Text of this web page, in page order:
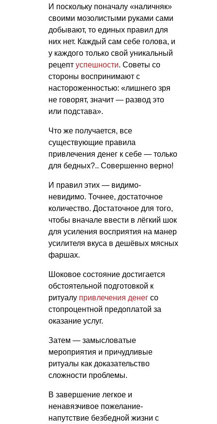
И поскольку поначалу «наличняк»
своими мозолистыми руками сами
добывают, то единых правил для
них нет. Каждый сам себе голова, и
у каждого только свой уникальный
рецепт успешности. Советы со
стороны воспринимают с
настороженностью: «лишнего зря
не говорят, значит — развод это
или подстава».
Что же получается, все
существующие правила
привлечения денег к себе — только
для бедных?.. Совершенно верно!
И правил этих — видимо-
невидимо. Точнее, достаточное
количество. Достаточное для того,
чтобы вначале ввести в лёгкий шок
для усиления восприятия на манер
усилителя вкуса в дешёвых мясных
фаршах.
Шоковое состояние достигается
обстоятельной подготовкой к
ритуалу привлечения денег со
стопроцентной предоплатой за
оказание услуг.
Затем — замысловатые
мероприятия и причудливые
ритуалы как доказательство
сложности проблемы.
В завершение легкое и
ненавязчивое пожелание-
напутствие безбедной жизни с